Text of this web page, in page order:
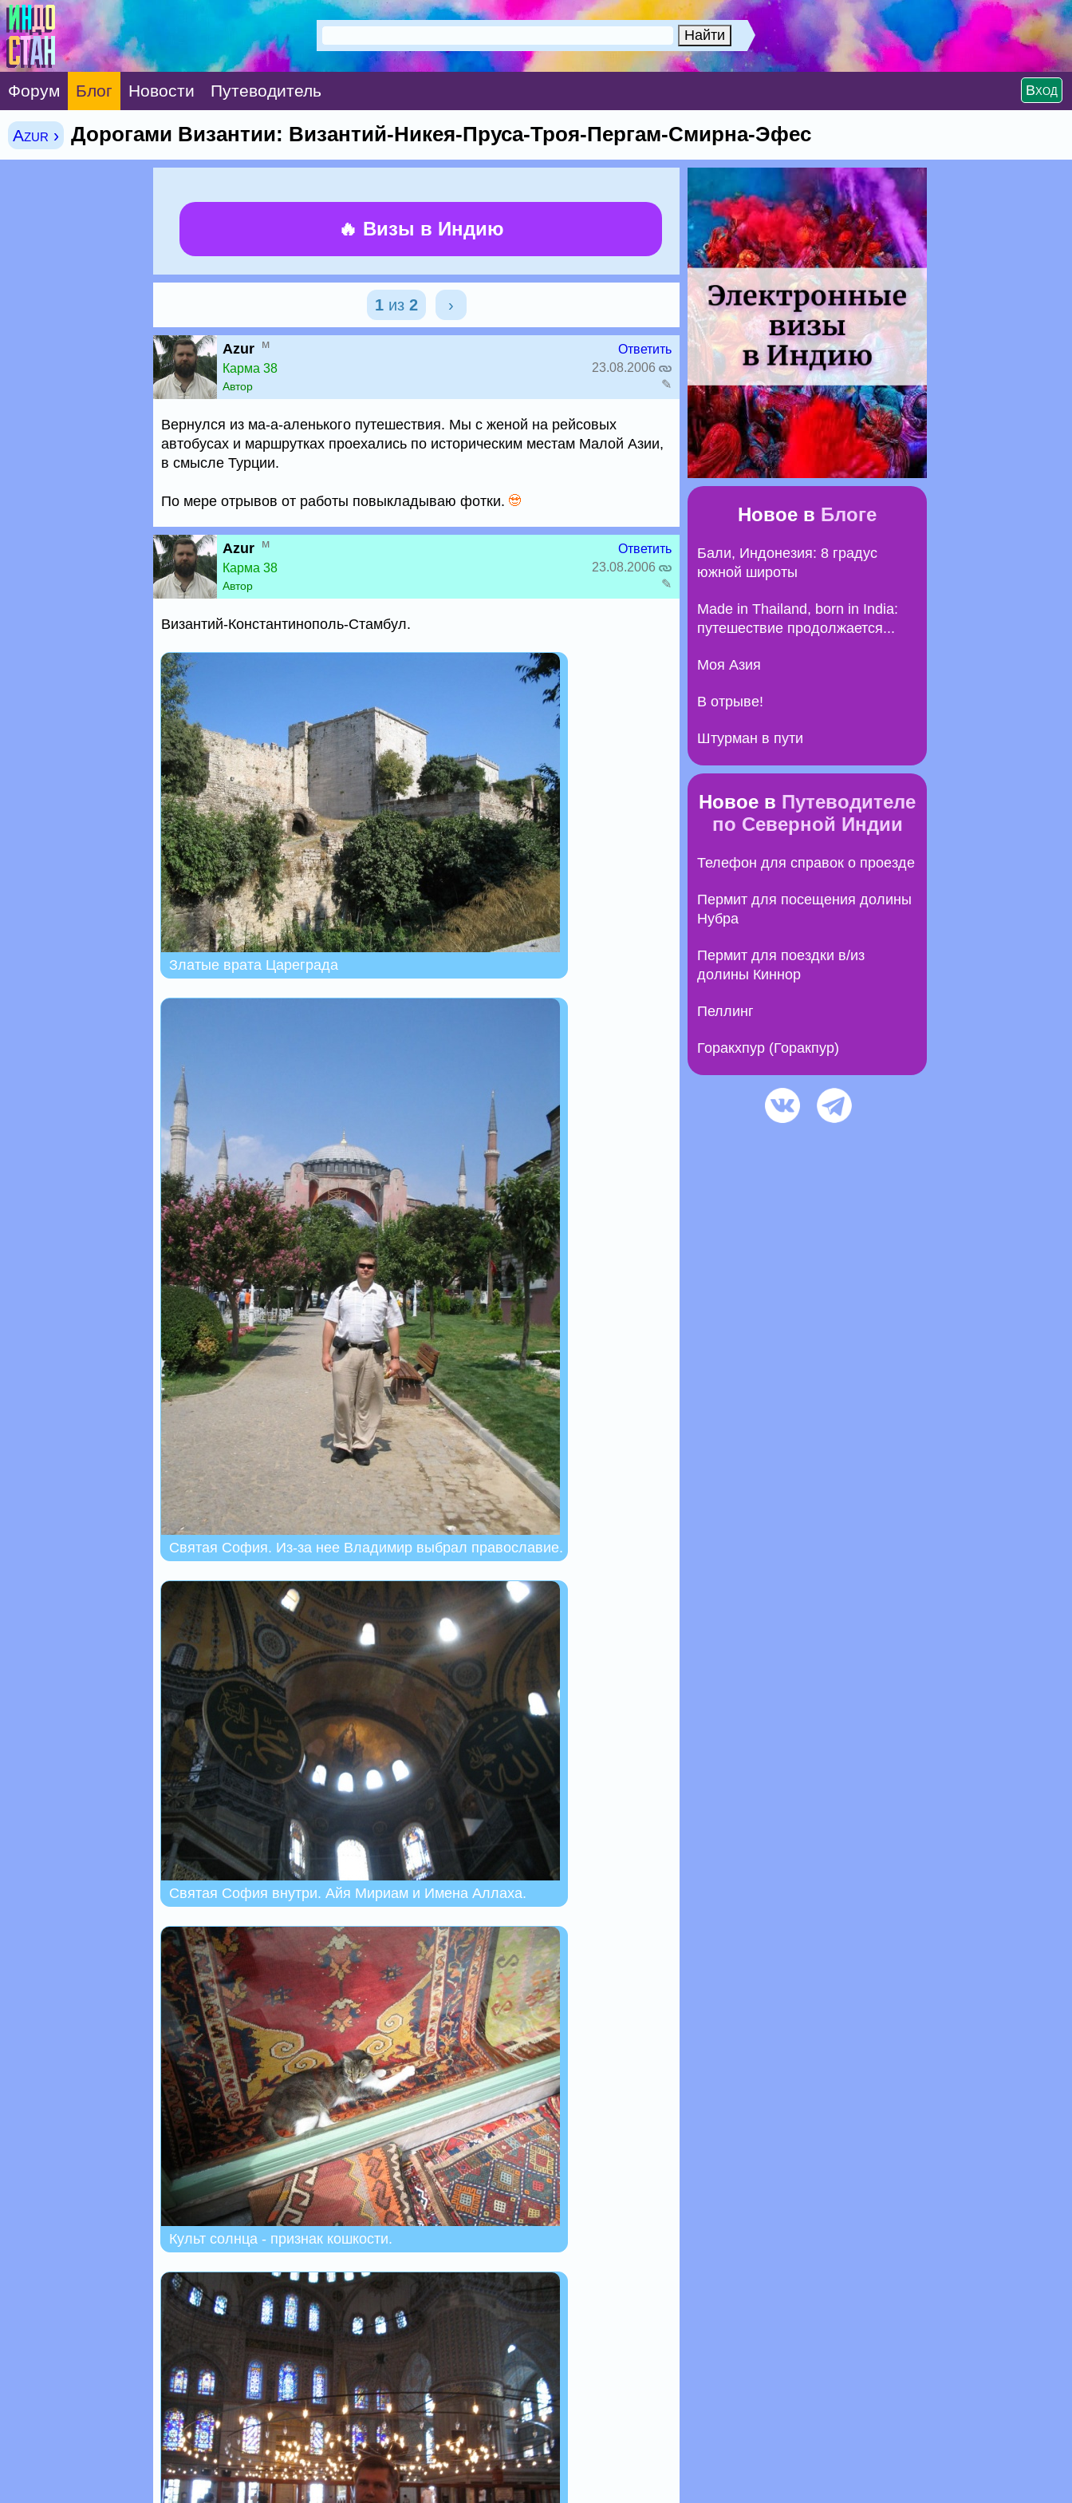
Форум Блог Новости Путеводитель Вход
Azur › Дорогами Византии: Византий-Никея-Пруса-Троя-Пергам-Смирна-Эфес
🔥 Визы в Индию
1из 2 ›
Azur м
Карма 38
Автор
Ответить
23.08.2006
✎
Вернулся из ма-а-аленького путешествия. Мы с женой на рейсовых
автобусах и маршрутках проехались по историческим местам Малой Азии,
в смысле Турции.
По мере отрывов от работы повыкладываю фотки.
Azur м
Карма 38
Автор
Ответить
23.08.2006
✎
Византий-Константинополь-Стамбул.
Златые врата Цареграда
Святая София. Из-за нее Владимир выбрал православие.
Святая София внутри. Айя Мириам и Имена Аллаха.
Культ солнца - признак кошкости.
Новое в Блоге
Бали, Индонезия: 8 градус
южной широты
Made in Thailand, born in India:
путешествие продолжается...
Моя Азия
В отрыве!
Штурман в пути
Новое в Путеводителе
по Северной Индии
Телефон для справок о проезде
Пермит для посещения долины
Нубра
Пермит для поездки в/из
долины Киннор
Пеллинг
Горакхпур (Горакпур)